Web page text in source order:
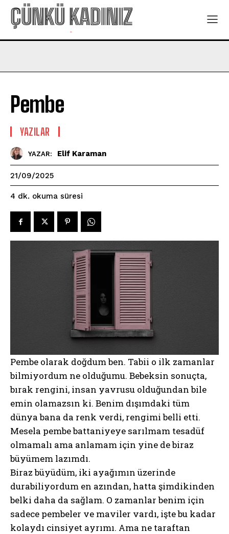
ÇÜNKÜ KADINIZ
-
Pembe
YAZILAR
YAZAR: Elif Karaman
21/09/2025
4 dk. okuma süresi
Pembe olarak doğdum ben. Tabii o ilk zamanlar
bilmiyordum ne olduğumu. Bebeksin sonuçta,
bırak rengini, insan yavrusu olduğundan bile
emin olamazsın ki. Benim dışımdaki tüm
dünya bana da renk verdi, rengimi belli etti.
Mesela pembe battaniyeye sarılmam tesadüf
olmamalı ama anlamam için yine de biraz
büyümem lazımdı.
Biraz büyüdüm, iki ayağımın üzerinde
durabiliyordum en azından, hatta şimdikinden
belki daha da sağlam. O zamanlar benim için
sadece pembeler ve maviler vardı, işte bu kadar
kolaydı cinsiyet ayrımı. Ama ne taraftan